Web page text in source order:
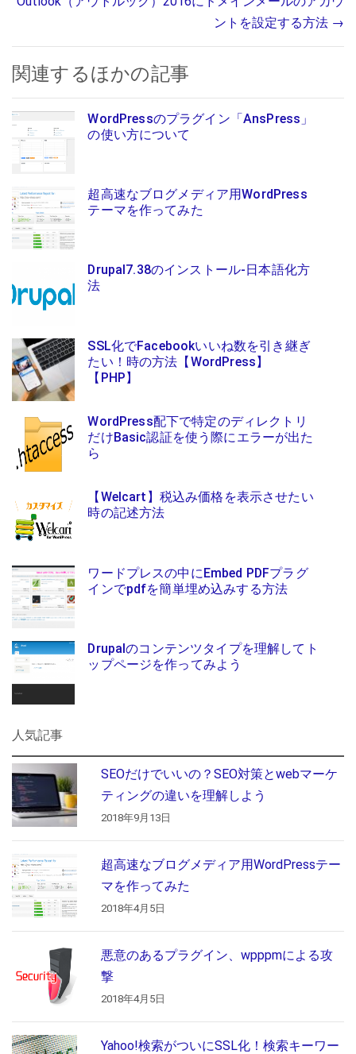
ントを設定する方法 →
関連するほかの記事
WordPressのプラグイン「AnsPress」
の使い方について
超高速なブログメディア用WordPress
テーマを作ってみた
Drupal7.38のインストール-日本語化方
法
SSL化でFacebookいいね数を引き継ぎ
たい！時の方法【WordPress】
【PHP】
WordPress配下で特定のディレクトリ
だけBasic認証を使う際にエラーが出た
ら
【Welcart】税込み価格を表示させたい
時の記述方法
ワードプレスの中にEmbed PDFプラグ
インでpdfを簡単埋め込みする方法
Drupalのコンテンツタイプを理解してト
ップページを作ってみよう
人気記事
SEOだけでいいの？SEO対策とwebマーケ
ティングの違いを理解しよう
2018年9月13日
超高速なブログメディア用WordPressテー
マを作ってみた
2018年4月5日
悪意のあるプラグイン、wpppmによる攻
撃
2018年4月5日
Yahoo!検索がついにSSL化！検索キーワー